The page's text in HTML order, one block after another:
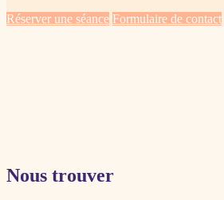
Réserver une séance Formulaire de contact
Nous trouver